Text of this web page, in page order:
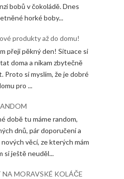
bobů v čokoládě. Dnes
horké boby...
produkty až do domu!
přeji pěkný den! Situace si
doma a nikam zbytečně
Proto si myslím, že je dobré
pro ...
době tu máme random,
dnů, pár doporučení a
věcí, ze kterých mám
si ještě neuděl...
NA MORAVSKÉ KOLÁČE